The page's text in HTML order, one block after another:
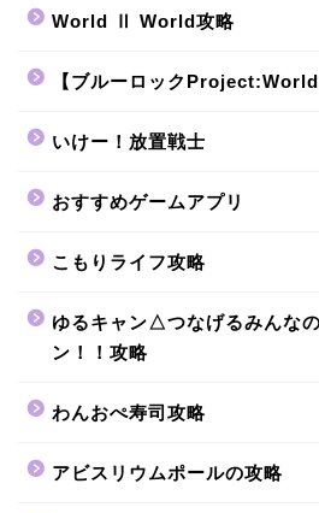
World Ⅱ World攻略
【ブルーロック
いけー！放置戦士
おすすめゲームアプリ
こもりライフ攻略
ゆるキャン△つなげるみんな
ン！！攻略
わんおぺ寿司攻略
アビスリウムポールの攻略